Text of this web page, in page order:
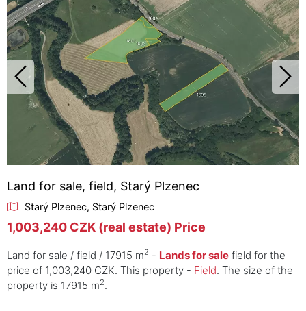
Land for sale, field, Starý Plzenec
Starý Plzenec, Starý Plzenec
1,003,240 CZK (real estate) Price
Land for sale / field / 17915 m2 - Lands for sale field for the
price of 1,003,240 CZK. This property - Field. The size of the
property is 17915 m2.